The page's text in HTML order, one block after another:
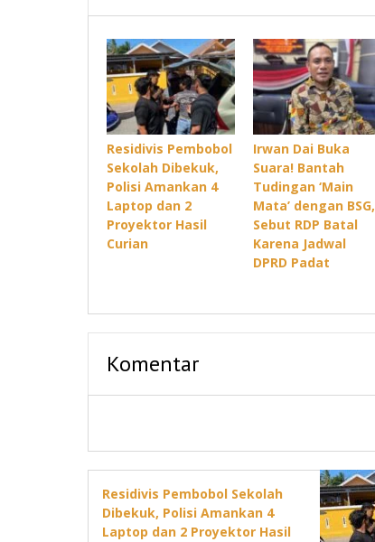
Residivis Pembobol
Sekolah Dibekuk,
Polisi Amankan 4
Laptop dan 2
Proyektor Hasil
Curian
Irwan Dai Buka
Suara! Bantah
Tudingan ‘Main
Mata’ dengan BSG,
Sebut RDP Batal
Karena Jadwal
DPRD Padat
Komentar
Residivis Pembobol Sekolah
Dibekuk, Polisi Amankan 4
Laptop dan 2 Proyektor Hasil